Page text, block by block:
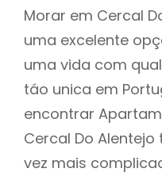
Morar em Cercal
uma excelente
uma vida com
táo unica em
encontrar
Cercal Do
vez mais